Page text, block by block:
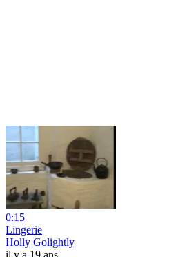
0:15
Lingerie
Holly Golightly